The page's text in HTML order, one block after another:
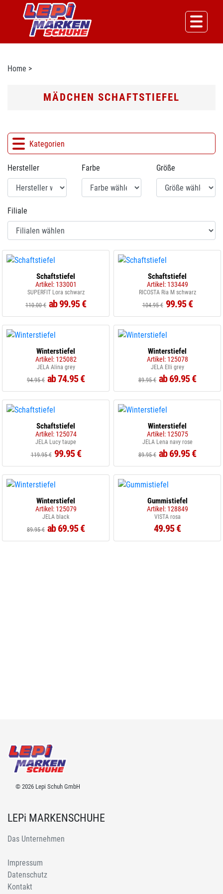
Home >
MÄDCHEN SCHAFTSTIEFEL
Kategorien
Hersteller Farbe Größe
Filiale
Schaftstiefel
Artikel: 133001
SUPERFIT Lora schwarz
110.00 € ab 99.95 €
Schaftstiefel
Artikel: 133449
RICOSTA Ria M schwarz
104.95 € 99.95 €
Winterstiefel
Artikel: 125082
JELA Alina grey
94.95 € ab 74.95 €
Winterstiefel
Artikel: 125078
JELA Elli grey
89.95 € ab 69.95 €
Schaftstiefel
Artikel: 125074
JELA Lucy taupe
119.95 € 99.95 €
Winterstiefel
Artikel: 125075
JELA Lena navy rose
89.95 € ab 69.95 €
Winterstiefel
Artikel: 125079
JELA black
89.95 € ab 69.95 €
Gummistiefel
Artikel: 128849
VISTA rosa
49.95 €
© 2026 Lepi Schuh GmbH
LEPi MARKENSCHUHE
Das Unternehmen
Impressum
Datenschutz
Kontakt